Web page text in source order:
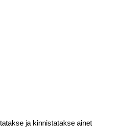
ja kinnistatakse ainet